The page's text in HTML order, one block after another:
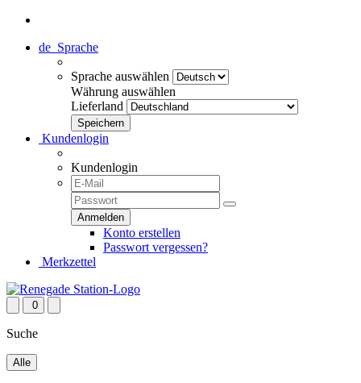
de Sprache
Sprache auswählen
Währung auswählen
Lieferland
Kundenlogin
Kundenlogin
Konto erstellen
Passwort vergessen?
Merkzettel
0
Suche
Alle